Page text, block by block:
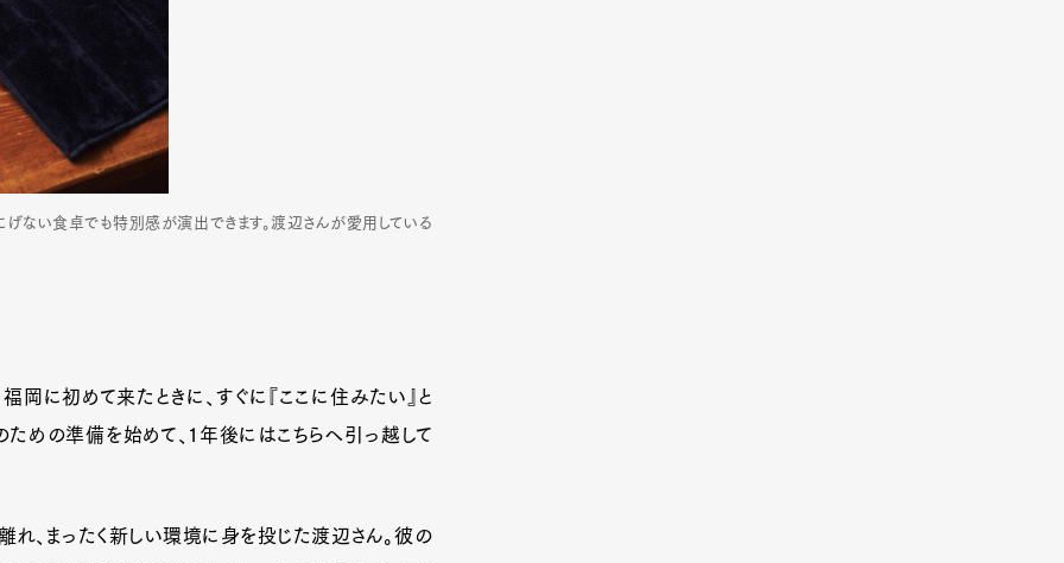
Cars
げない食卓でも特別感が演出できます。渡辺さんが愛用している
に初めて来たときに、すぐに『ここに住みたい』と
めの準備を始めて、1年後にはこちらへ引っ越して
、まったく新しい環境に身を投じた渡辺さん。彼の